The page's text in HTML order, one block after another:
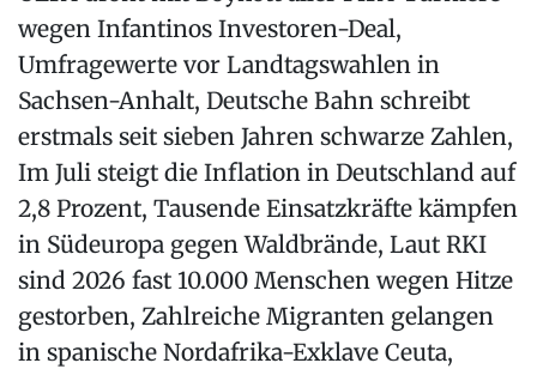
wegen Infantinos Investoren-Deal,
Umfragewerte vor Landtagswahlen in
Sachsen-Anhalt, Deutsche Bahn schreibt
erstmals seit sieben Jahren schwarze Zahlen,
Im Juli steigt die Inflation in Deutschland auf
2,8 Prozent, Tausende Einsatzkräfte kämpfen
in Südeuropa gegen Waldbrände, Laut RKI
sind 2026 fast 10.000 Menschen wegen Hitze
gestorben, Zahlreiche Migranten gelangen
in spanische Nordafrika-Exklave Ceuta,